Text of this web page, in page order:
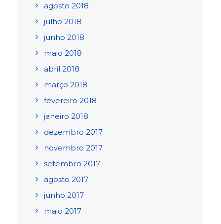
agosto 2018
julho 2018
junho 2018
maio 2018
abril 2018
março 2018
fevereiro 2018
janeiro 2018
dezembro 2017
novembro 2017
setembro 2017
agosto 2017
junho 2017
maio 2017